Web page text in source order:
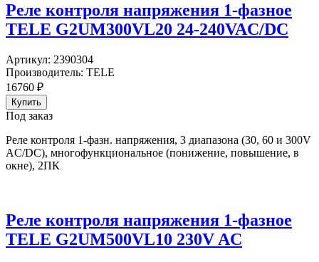
Реле контроля напряжения 1-фазное
TELE G2UM300VL20 24-240VAC/DC
Артикул: 2390304
Производитель: TELE
16760 ₽
Под заказ
Реле контроля 1-фазн. напряжения, 3 диапазона (30, 60 и 300V
AC/DC), многофункциональное (понижение, повышение, в
окне), 2ПК
Реле контроля напряжения 1-фазное
TELE G2UM500VL10 230V AC